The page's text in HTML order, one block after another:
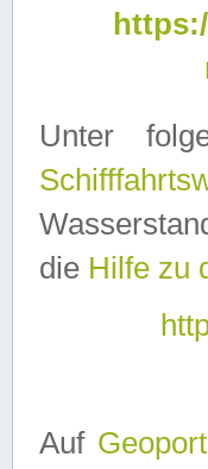
Unter
die Hilfe zu
Auf